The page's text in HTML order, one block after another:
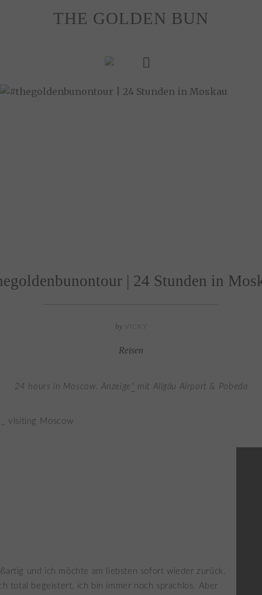
THE GOLDEN BUN
| 24 Stunden in
by
Reisen
24 hours in Moscow. Anzeige * mit Allgäu Airport & Pobeda
und ich möchte am liebsten sofort wieder zurück.
total begeistert, ich bin immer noch sprachlos. Aber